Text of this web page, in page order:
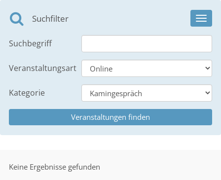
Suchfilter
Suchbegriff
Veranstaltungsart
Kategorie
Keine Ergebnisse gefunden